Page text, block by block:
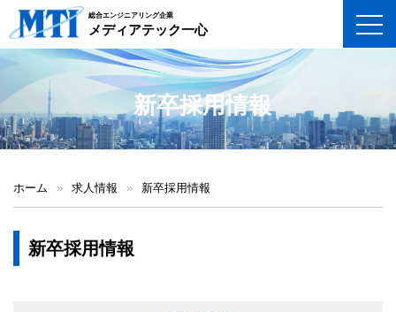
総合エンジニアリング企業
メディアテック一心
新卒採用情報
ホーム » 求人情報 » 新卒採用情報
新卒採用情報